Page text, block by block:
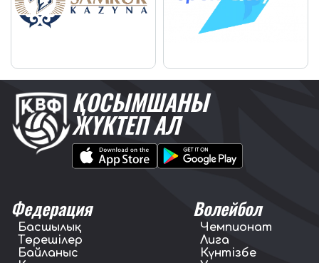
ҚОСЫМШАНЫ
ЖҮКТЕП АЛ
Федерация
Басшылық
Төрешілер
Байланыс
Волейбол
Чемпионат
Лига
Күнтізбе